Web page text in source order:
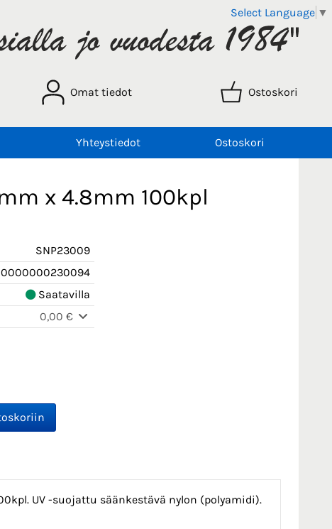
Select Language ▼
Omat tiedot Ostoskori
Yhteystiedot Ostoskori
x 4.8mm 100kpl
SNP23009
0000000230094
Saatavilla
0,00 €
UV -suojattu säänkestävä nylon (polyamidi).